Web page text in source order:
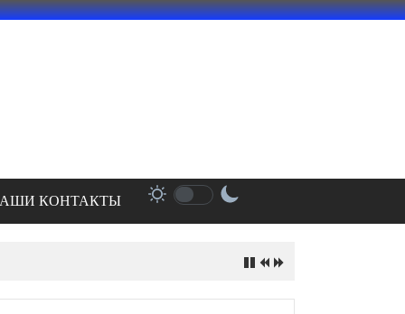
КОНТАКТЫ